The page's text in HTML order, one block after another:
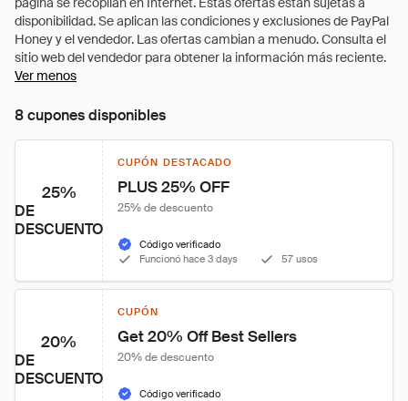
Ver menos
8 cupones disponibles
25%
DE
DESCUENTO
CUPÓN DESTACADO
PLUS 25% OFF
25% de descuento
Código verificado
Funcionó hace 3 days
57 usos
20%
DE
DESCUENTO
CUPÓN
Get 20% Off Best Sellers
20% de descuento
Código verificado